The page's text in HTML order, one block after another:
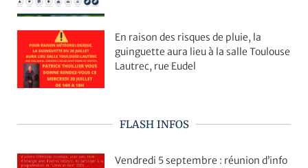
En raison des risques de pluie, la
guinguette aura lieu à la salle Toulouse
Lautrec, rue Eudel
FLASH INFOS
Vendredi 5 septembre : réunion d’info